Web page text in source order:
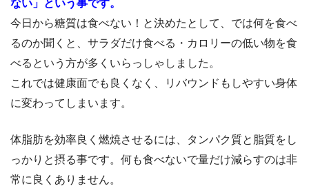
ない」という事です。
今日から糖質は食べない！と決めたとして、では何を食べ
るのか聞くと、サラダだけ食べる・カロリーの低い物を食
べるという方が多くいらっしゃしました。
これでは健康面でも良くなく、リバウンドもしやすい身体
に変わってしまいます。
体脂肪を効率良く燃焼させるには、タンパク質と脂質をし
っかりと摂る事です。何も食べないで量だけ減らすのは非
常に良くありません。